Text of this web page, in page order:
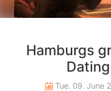
Hamburgs
Tue. 09. June